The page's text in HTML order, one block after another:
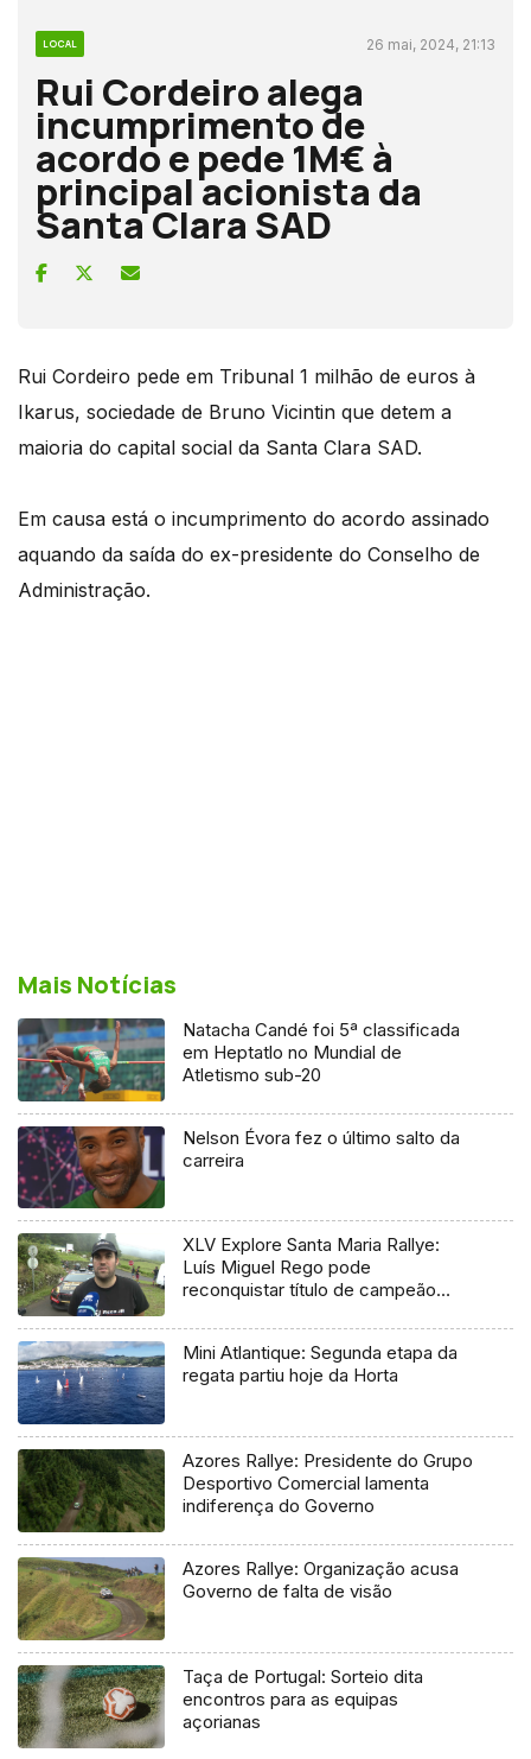
LOCAL 26 mai, 2024, 21:13
Rui Cordeiro alega
incumprimento de
acordo e pede 1M€ à
principal acionista da
Santa Clara SAD
Rui Cordeiro pede em Tribunal 1 milhão de euros à
Ikarus, sociedade de Bruno Vicintin que detem a
maioria do capital social da Santa Clara SAD.
Em causa está o incumprimento do acordo assinado
aquando da saída do ex-presidente do Conselho de
Administração.
Mais Notícias
Natacha Candé foi 5ª classificada
em Heptatlo no Mundial de
Atletismo sub-20
Nelson Évora fez o último salto da
carreira
XLV Explore Santa Maria Rallye:
Luís Miguel Rego pode
reconquistar título de campeão
Mini Atlantique: Segunda etapa da
regata partiu hoje da Horta
Azores Rallye: Presidente do Grupo
Desportivo Comercial lamenta
indiferença do Governo
Azores Rallye: Organização acusa
Governo de falta de visão
Taça de Portugal: Sorteio dita
encontros para as equipas
açorianas